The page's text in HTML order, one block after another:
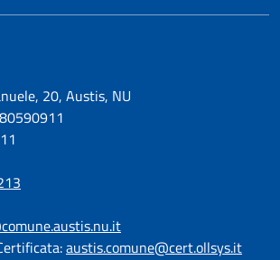
20, Austis, NU
austis.comune@cert.ollsys.it